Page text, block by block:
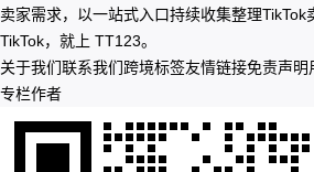
卖家需求，以一站式入口持续收集整理TikTok
TikTok，就上 TT123。
关于我们联系我们跨境标签友情链接免责声明
专栏作者